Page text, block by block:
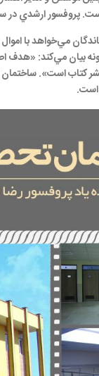
.پروفسور ارشدي در
مي‌خواهد با
بيان مي‌کند:
کتاب است».
است.